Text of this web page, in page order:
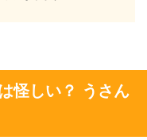
怪しい？ うさん